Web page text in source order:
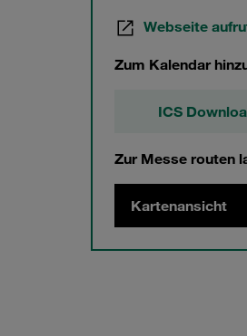
Webseite
Zum Kalendar
ICS
Zur Messe routen
Kartenansicht